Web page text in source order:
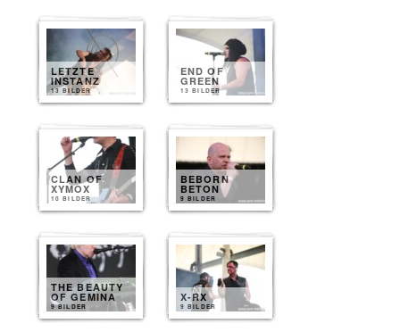
LETZTE
INSTANZ
13 BILDER
END OF
GREEN
13 BILDER
CLAN OF
XYMOX
10 BILDER
BEBORN
BETON
9 BILDER
THE BEAUTY
OF GEMINA
9 BILDER
X-RX
9 BILDER